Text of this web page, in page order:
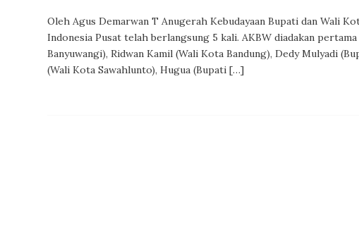
Oleh Agus Demarwan T Anugerah Kebudayaan Bupati dan Wali
Indonesia Pusat telah berlangsung 5 kali. AKBW diadakan
Banyuwangi), Ridwan Kamil (Wali Kota Bandung), Dedy Mulyadi
(Wali Kota Sawahlunto), Hugua (Bupati […]